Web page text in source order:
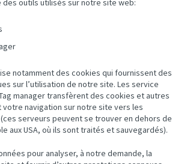
des outils utilisés sur notre site web:
notamment des cookies qui fournissent des
sur l’utilisation de notre site. Les service
manager transfèrent des cookies et autres
votre navigation sur notre site vers les
serveurs peuvent se trouver en dehors de
aux USA, où ils sont traités et sauvegardés).
pour analyser, à notre demande, la